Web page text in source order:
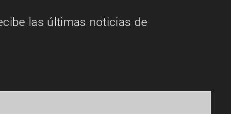
las últimas noticias de